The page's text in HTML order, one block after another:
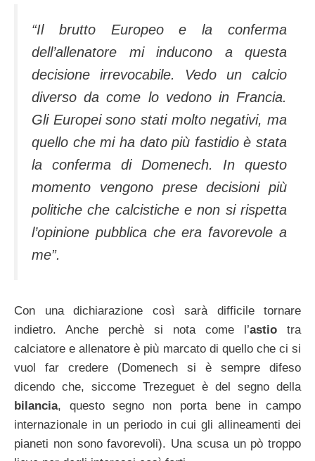
“Il brutto Europeo e la conferma
dell’allenatore mi inducono a questa
decisione irrevocabile. Vedo un calcio
diverso da come lo vedono in Francia.
Gli Europei sono stati molto negativi, ma
quello che mi ha dato più fastidio è stata
la conferma di Domenech. In questo
momento vengono prese decisioni più
politiche che calcistiche e non si rispetta
l’opinione pubblica che era favorevole a
me”.
Con una dichiarazione così sarà difficile tornare
indietro. Anche perchè si nota come l’astio tra
calciatore e allenatore è più marcato di quello che ci si
vuol far credere (Domenech si è sempre difeso
dicendo che, siccome Trezeguet è del segno della
bilancia, questo segno non porta bene in campo
internazionale in un periodo in cui gli allineamenti dei
pianeti non sono favorevoli). Una scusa un pò troppo